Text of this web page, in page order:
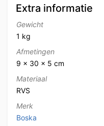
Extra informatie
Gewicht
1 kg
Afmetingen
9 × 30 × 5 cm
Materiaal
RVS
Merk
Boska